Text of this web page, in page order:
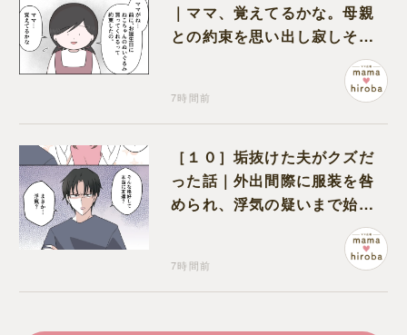
｜ママ、覚えてるかな。母親
との約束を思い出し寂しそう
7時間前
［１０］垢抜けた夫がクズだ
った話｜外出間際に服装を咎
められ、浮気の疑いまで始め
7時間前